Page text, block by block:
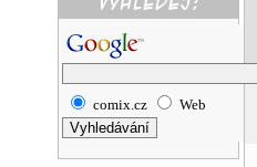
comix.cz Web